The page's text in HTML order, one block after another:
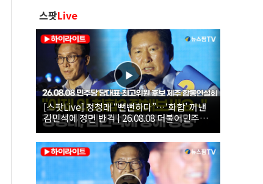
스팟Live
[스팟Live] 정청래 “뻔뻔하다”…‘화합’ 꺼낸
김민석에 정면 반격 | 26.08.08 더불어민주당
당대표·최고위원 후보 제주 합동연설회